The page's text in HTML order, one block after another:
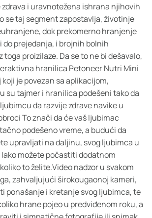
i uravnotežena ishrana njihovih
se taj segment zapostavlja, životinje
dok prekomerno hranjenje
do prejedanja, i brojnih bolnih
toga proizilaze. Da se to ne bi dešavalo,
hranilica Petoneer Nutri Mini
je povezan sa aplikacijom,
su tajmer i hranilica podešeni tako da
da razvije zdrave navike u
To znači da će vaš ljubimac
podešeno vreme, a budući da
upravljati na daljinu, svog ljubimca u
možete počastiti dodatnom
to želite.Video nadzor u svakom
zahvaljujući širokougaonoj kameri,
ponašanje i kretanje svog ljubimca, te
hrane pojeo u predviđenom roku, a